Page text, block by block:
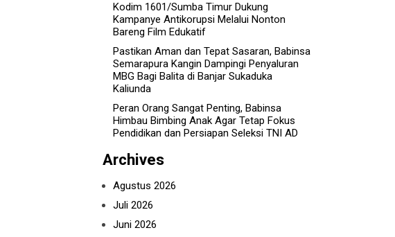
Kodim 1601/Sumba Timur Dukung
Kampanye Antikorupsi Melalui Nonton
Bareng Film Edukatif
Pastikan Aman dan Tepat Sasaran, Babinsa
Semarapura Kangin Dampingi Penyaluran
MBG Bagi Balita di Banjar Sukaduka
Kaliunda
Peran Orang Sangat Penting, Babinsa
Himbau Bimbing Anak Agar Tetap Fokus
Pendidikan dan Persiapan Seleksi TNI AD
Archives
Agustus 2026
Juli 2026
Juni 2026